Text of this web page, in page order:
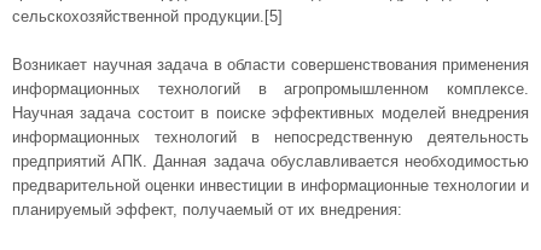
сельскохозяйственной продукции.[5]
Возникает научная задача в области совершенствования применения
информационных технологий в агропромышленном комплексе.
Научная задача состоит в поиске эффективных моделей внедрения
информационных технологий в непосредственную деятельность
предприятий АПК. Данная задача обуславливается необходимостью
предварительной оценки инвестиции в информационные технологии и
планируемый эффект, получаемый от их внедрения: